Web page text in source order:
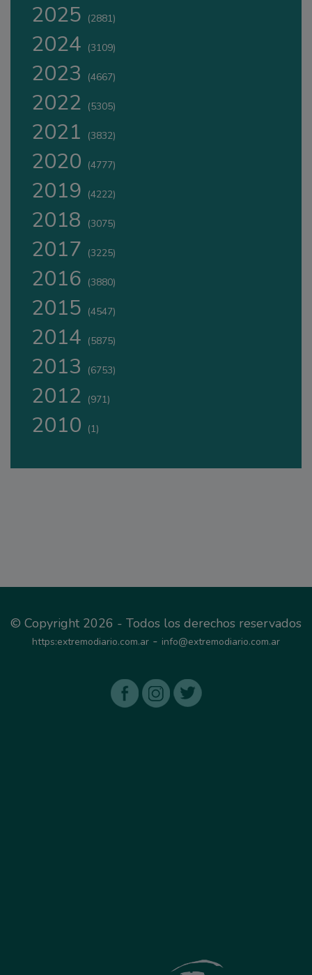
2025 (2881)
2024 (3109)
2023 (4667)
2022 (5305)
2021 (3832)
2020 (4777)
2019 (4222)
2018 (3075)
2017 (3225)
2016 (3880)
2015 (4547)
2014 (5875)
2013 (6753)
2012 (971)
2010 (1)
© Copyright 2026 - Todos los derechos reservados
https:extremodiario.com.ar - info@extremodiario.com.ar